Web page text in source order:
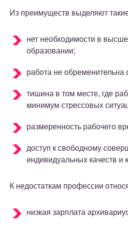
Из преимуществ выделяют
нет необходимости в
образовании;
работа не обременительна
тишина в том месте, где
минимум стрессовых
размеренность рабочего
доступ к свободному
индивидуальных качеств и
К недостаткам профессии
низкая зарплата